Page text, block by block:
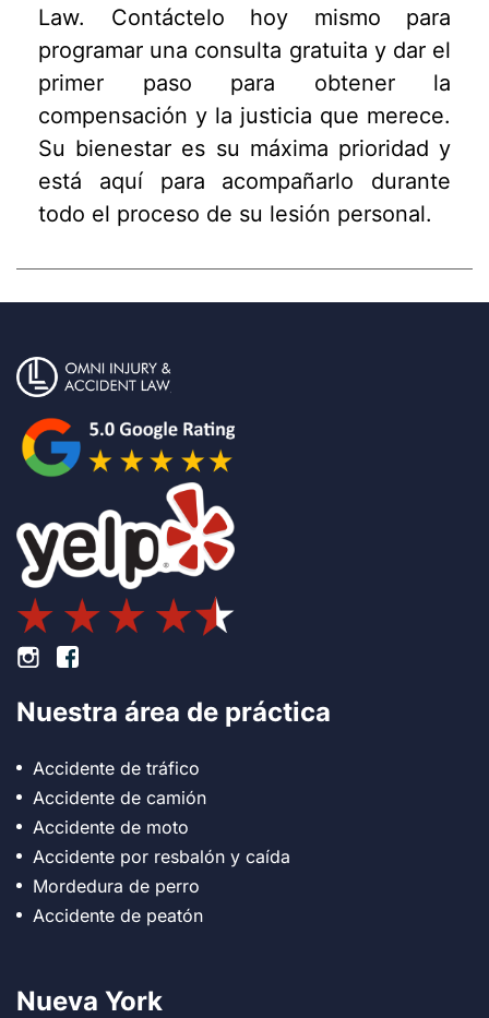
Law. Contáctelo hoy mismo para
programar una consulta gratuita y dar el
primer paso para obtener la
compensación y la justicia que merece.
Su bienestar es su máxima prioridad y
está aquí para acompañarlo durante
todo el proceso de su lesión personal.
Pie de página Instagram
Pie de página Facebook
Nuestra área de práctica
Accidente de tráfico
Accidente de camión
Accidente de moto
Accidente por resbalón y caída
Mordedura de perro
Accidente de peatón
Nueva York